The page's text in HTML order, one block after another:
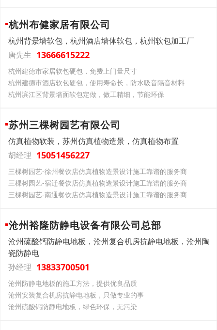
杭州布健家居有限公司
杭州背景墙软包，杭州酒店墙体软包，杭州软包加工厂
唐先生 13666615222
杭州建德市家居软包硬包，免费上门量尺寸
杭州建德市酒店软包硬包，使用寿命长，防水吸音隔音材料
杭州滨江区背景墙面软包定做，做工精细，节能环保
苏州三棵树园艺有限公司
仿真植物软装，苏州仿真植物造景，仿真植物布置
胡经理 15051456227
三棵树园艺-徐州餐饮店仿真植物造景设计施工靠谱的服务商
三棵树园艺-宿迁餐饮店仿真植物造景设计施工靠谱的服务商
三棵树园艺-南通餐饮店仿真植物造景设计施工靠谱的服务商
沧州裕隆防静电设备有限公司总部
沧州硫酸钙防静电地板，沧州复合机房抗静电地板，沧州陶
瓷防静电
孙经理 13833700501
沧州防静电地板的施工方法，提供优良品质
沧州安装复合机房抗静电地板，只做专业的事
沧州硫酸钙防静电地板，绿色环保，无污染